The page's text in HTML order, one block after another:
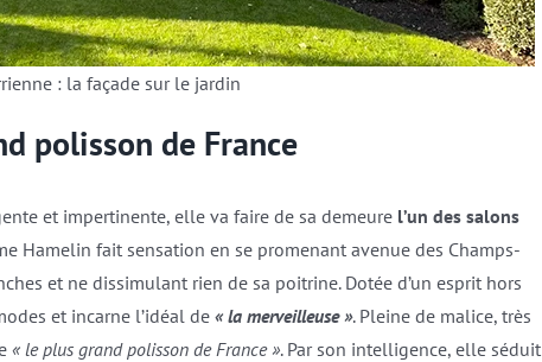
: la façade sur le jardin
polisson de France
et impertinente, elle va faire de sa demeure l’un des salons
Hamelin fait sensation en se promenant avenue des Champs-
et ne dissimulant rien de sa poitrine. Dotée d’un esprit hors
et incarne l’idéal de « la merveilleuse ». Pleine de malice, très
« le plus grand polisson de France ». Par son intelligence, elle séduit